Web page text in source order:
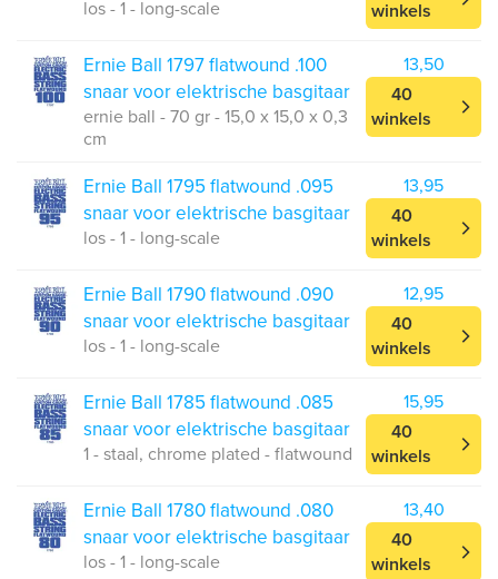
los - 1 - long-scale
winkels
Ernie Ball 1797 flatwound .100
snaar voor elektrische basgitaar
ernie ball - 70 gr - 15,0 x 15,0 x 0,3
cm
13,50
40
winkels
Ernie Ball 1795 flatwound .095
snaar voor elektrische basgitaar
los - 1 - long-scale
13,95
40
winkels
Ernie Ball 1790 flatwound .090
snaar voor elektrische basgitaar
los - 1 - long-scale
12,95
40
winkels
Ernie Ball 1785 flatwound .085
snaar voor elektrische basgitaar
1 - staal, chrome plated - flatwound
15,95
40
winkels
Ernie Ball 1780 flatwound .080
snaar voor elektrische basgitaar
los - 1 - long-scale
13,40
40
winkels